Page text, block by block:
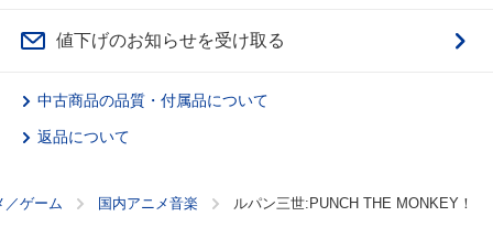
値下げのお知らせを受け取る
中古商品の品質・付属品について
返品について
／ゲーム 国内アニメ音楽 ルパン三世:PUNCH THE MONKEY！